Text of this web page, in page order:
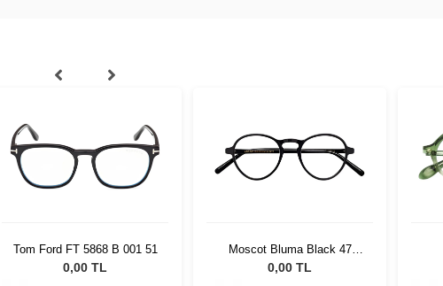
Tom Ford FT 5868 B 001 51
0,00 TL
Moscot Bluma Black 47
0200-01 BLU20047AC01
0,00 TL